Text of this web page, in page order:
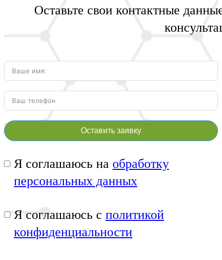
Оставьте свои контактные
Оставить заявку
Я соглашаюсь на обработку
персональных данных
Я соглашаюсь с политикой
конфиденциальности